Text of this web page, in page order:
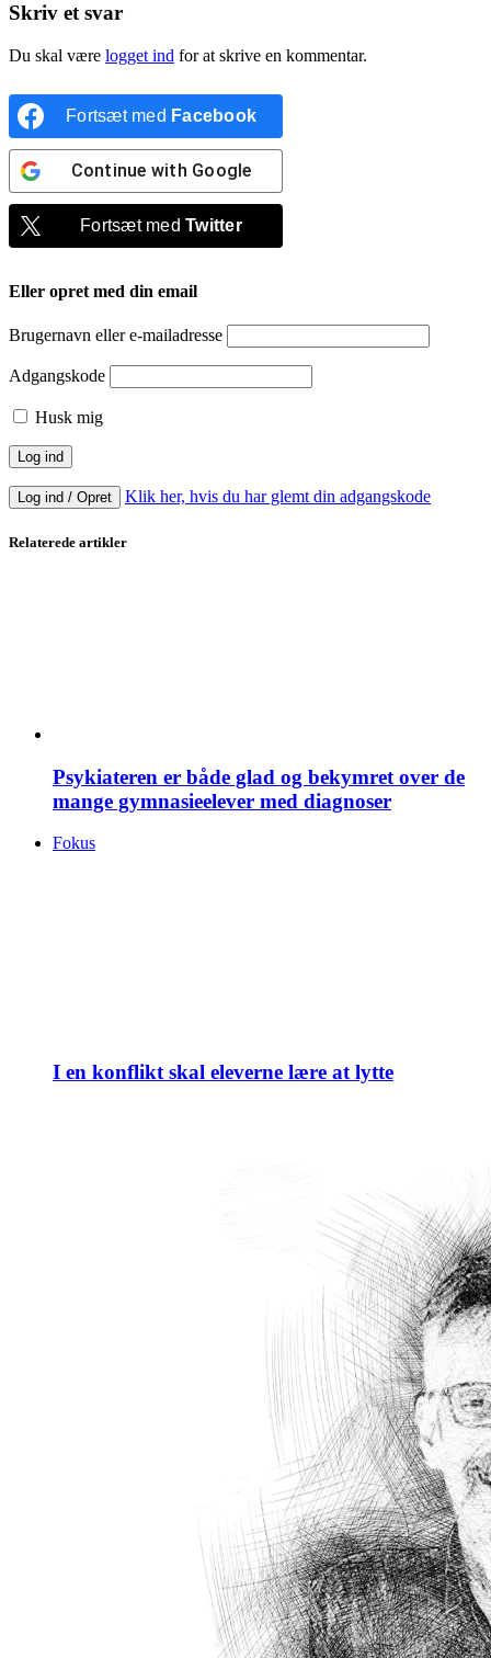
Skriv et svar
Du skal være logget ind for at skrive en kommentar.
Fortsæt med Facebook
Continue with Google
Fortsæt medTwitter
Eller opret med din email
Brugernavn eller e-mailadresse
Adgangskode
Husk mig
Log ind / Opret Klik her, hvis du har glemt din adgangskode
Relaterede artikler
Psykiateren er både glad og bekymret over de
mange gymnasieelever med diagnoser
Fokus
I en konflikt skal eleverne lære at lytte